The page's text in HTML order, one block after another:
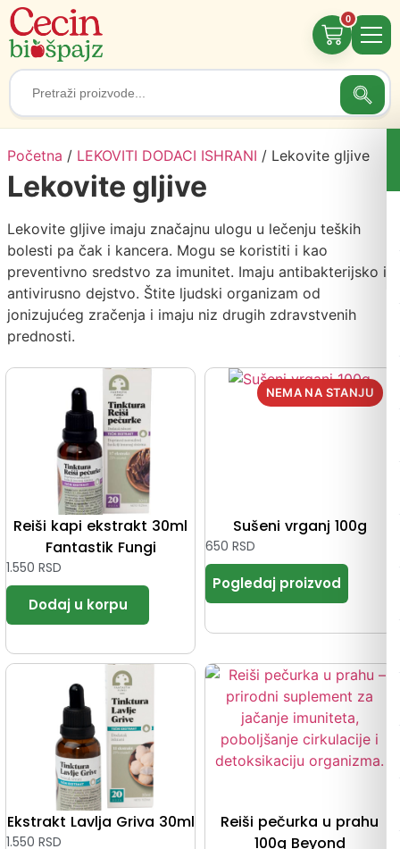
Search
for:
0
Početna / LEKOVITI DODACI ISHRANI / Lekovite gljive
Lekovite gljive
Lekovite gljive imaju značajnu ulogu u lečenju teških
bolesti pa čak i kancera. Mogu se koristiti i kao
preventivno sredstvo za imunitet. Imaju antibakterijsko i
antivirusno dejstvo. Štite ljudski organizam od
jonizujućeg zračenja i imaju niz drugih zdravstvenih
prednosti.
Reiši kapi ekstrakt 30ml
Fantastik Fungi
1.550 RSD
Sušeni vrganj 100g
650 RSD
Ekstrakt Lavlja Griva 30ml
1.550 RSD
Reiši pečurka u prahu
100g Beyond